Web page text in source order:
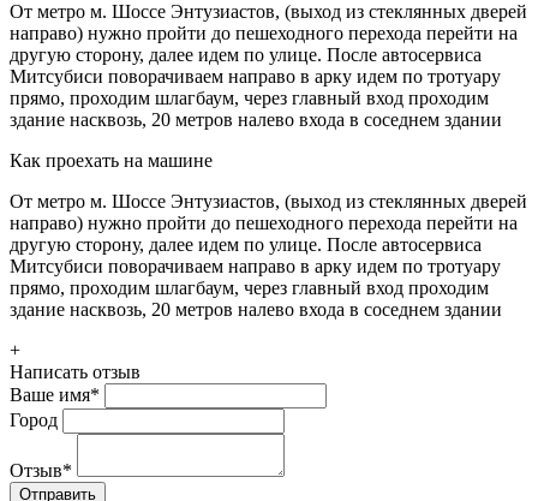
От метро м. Шоссе Энтузиастов, (выход из стеклянных дверей
направо) нужно пройти до пешеходного перехода перейти на
другую сторону, далее идем по улице. После автосервиса
Митсубиси поворачиваем направо в арку идем по тротуару
прямо, проходим шлагбаум, через главный вход проходим
здание насквозь, 20 метров налево входа в соседнем здании
Как проехать на машине
От метро м. Шоссе Энтузиастов, (выход из стеклянных дверей
направо) нужно пройти до пешеходного перехода перейти на
другую сторону, далее идем по улице. После автосервиса
Митсубиси поворачиваем направо в арку идем по тротуару
прямо, проходим шлагбаум, через главный вход проходим
здание насквозь, 20 метров налево входа в соседнем здании
+
Написать отзыв
Ваше имя*
Город
Отзыв*
Отправить